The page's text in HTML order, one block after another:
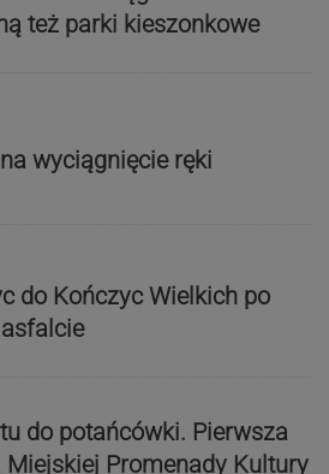
też parki kieszonkowe
wyciągnięcie ręki
do Kończyc Wielkich po
do potańcówki. Pierwsza
Miejskiej Promenady Kultury